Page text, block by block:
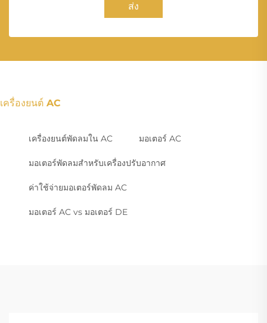
ส่ง
เครื่องยนต์ AC
เครื่องยนต์พัดลมใน AC มอเตอร์ AC
มอเตอร์พัดลมสำหรับเครื่องปรับอากาศ
ค่าใช้จ่ายมอเตอร์พัดลม AC
มอเตอร์ AC vs มอเตอร์ DE